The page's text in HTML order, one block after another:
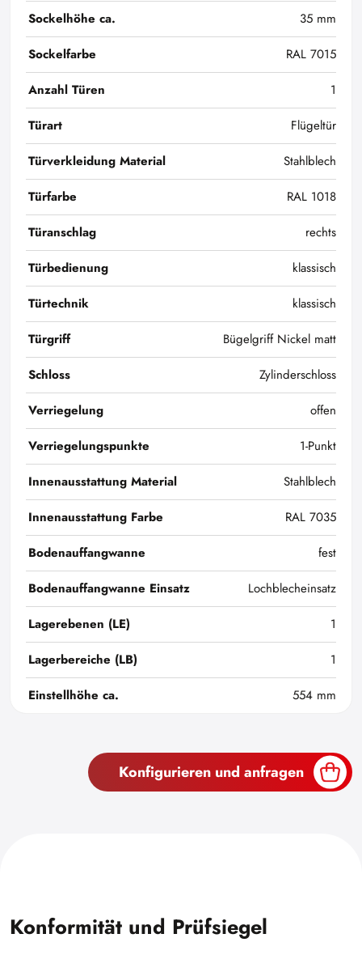
Sockelhöhe ca.
35 mm
Sockelfarbe
RAL 7015
Anzahl Türen
1
Türart
Flügeltür
Türverkleidung Material
Stahlblech
Türfarbe
RAL 1018
Türanschlag
rechts
Türbedienung
klassisch
Türtechnik
klassisch
Türgriff
Bügelgriff Nickel matt
Schloss
Zylinderschloss
Verriegelung
offen
Verriegelungspunkte
1-Punkt
Innenausstattung Material
Stahlblech
Innenausstattung Farbe
RAL 7035
Bodenauffangwanne
fest
Bodenauffangwanne Einsatz
Lochblecheinsatz
Lagerebenen (LE)
1
Lagerbereiche (LB)
1
Einstellhöhe ca.
554 mm
Konfigurieren und anfragen
Konformität und Prüfsiegel